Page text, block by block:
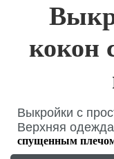
кокон
Выкройки с
Верхняя одежда
спущенным